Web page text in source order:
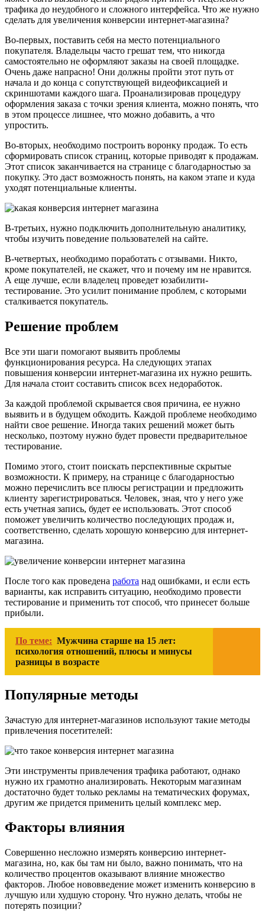
трафика до неудобного и сложного интерфейса. Что же нужно
сделать для увеличения конверсии интернет-магазина?
Во-первых, поставить себя на место потенциального
покупателя. Владельцы часто грешат тем, что никогда
самостоятельно не оформляют заказы на своей площадке.
Очень даже напрасно! Они должны пройти этот путь от
начала и до конца с сопутствующей видеофиксацией и
скриншотами каждого шага. Проанализировав процедуру
оформления заказа с точки зрения клиента, можно понять, что
в этом процессе лишнее, что можно добавить, а что
упростить.
Во-вторых, необходимо построить воронку продаж. То есть
сформировать список страниц, которые приводят к продажам.
Этот список заканчивается на странице с благодарностью за
покупку. Это даст возможность понять, на каком этапе и куда
уходят потенциальные клиенты.
В-третьих, нужно подключить дополнительную аналитику,
чтобы изучить поведение пользователей на сайте.
В-четвертых, необходимо поработать с отзывами. Никто,
кроме покупателей, не скажет, что и почему им не нравится.
А еще лучше, если владелец проведет юзабилити-
тестирование. Это усилит понимание проблем, с которыми
сталкивается покупатель.
Решение проблем
Все эти шаги помогают выявить проблемы
функционирования ресурса. На следующих этапах
повышения конверсии интернет-магазина их нужно решить.
Для начала стоит составить список всех недоработок.
За каждой проблемой скрывается своя причина, ее нужно
выявить и в будущем обходить. Каждой проблеме необходимо
найти свое решение. Иногда таких решений может быть
несколько, поэтому нужно будет провести предварительное
тестирование.
Помимо этого, стоит поискать перспективные скрытые
возможности. К примеру, на странице с благодарностью
можно перечислить все плюсы регистрации и предложить
клиенту зарегистрироваться. Человек, зная, что у него уже
есть учетная запись, будет ее использовать. Этот способ
поможет увеличить количество последующих продаж и,
соответственно, сделать хорошую конверсию для интернет-
магазина.
После того как проведена работа над ошибками, и если есть
варианты, как исправить ситуацию, необходимо провести
тестирование и применить тот способ, что принесет больше
прибыли.
По теме: Мужчина старше на 15 лет:
психология отношений, плюсы и минусы
разницы в возрасте
Популярные методы
Зачастую для интернет-магазинов используют такие методы
привлечения посетителей:
Эти инструменты привлечения трафика работают, однако
нужно их грамотно анализировать. Некоторым магазинам
достаточно будет только рекламы на тематических форумах,
другим же придется применить целый комплекс мер.
Факторы влияния
Совершенно несложно измерять конверсию интернет-
магазина, но, как бы там ни было, важно понимать, что на
количество процентов оказывают влияние множество
факторов. Любое нововведение может изменить конверсию в
лучшую или худшую сторону. Что нужно делать, чтобы не
потерять позиции?